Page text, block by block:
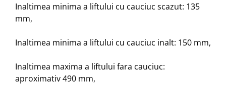
Inaltimea minima a liftului cu cauciuc scazut: 135
mm,
Inaltimea minima a liftului cu cauciuc inalt: 150 mm,
Inaltimea maxima a liftului fara cauciuc:
aproximativ 490 mm,